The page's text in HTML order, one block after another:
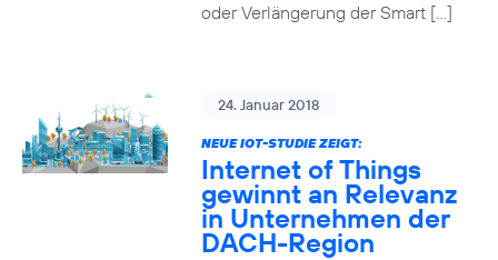
oder Verlängerung der Smart […]
24. Januar 2018
NEUE IOT-STUDIE ZEIGT:
Internet of Things
gewinnt an Relevanz
in Unternehmen der
DACH-Region